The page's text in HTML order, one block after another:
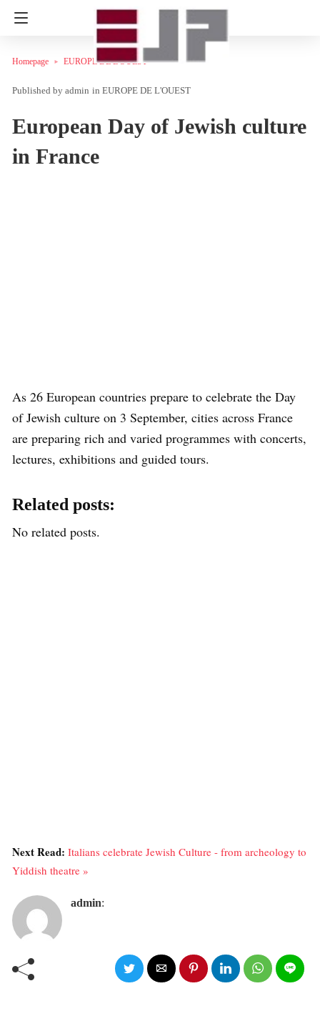
Homepage EUROPE DE L'OUEST
admin in EUROPE DE L'OUEST
European Day of Jewish culture
in France
As 26 European countries prepare to celebrate the Day
of Jewish culture on 3 September, cities across France
are preparing rich and varied programmes with concerts,
lectures, exhibitions and guided tours.
Related posts:
No related posts.
Next Read: Italians celebrate Jewish Culture - from archeology to
Yiddish theatre »
admin: